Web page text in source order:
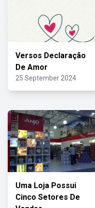
Versos Declaração
De Amor
25 September 2024
Uma Loja Possui
Cinco Setores De